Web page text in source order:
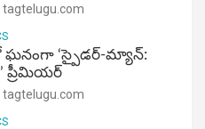
tagtelugu.com
‘స్పైడర్-మ్యాన్:
ప్రీమియర్
tagtelugu.com